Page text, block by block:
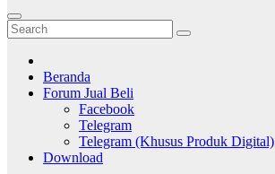
Beranda
Forum Jual Beli
Facebook
Telegram
Telegram (Khusus Produk Digital)
Download